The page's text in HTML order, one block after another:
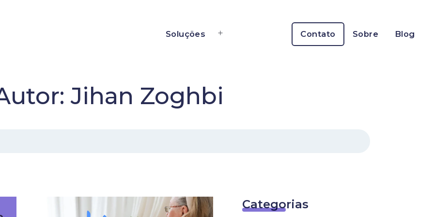
Soluções
Abrir
Contato Sobre Blog
Jihan Zoghbi
Categorias